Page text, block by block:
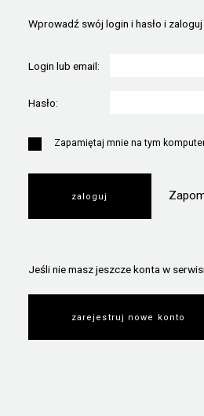
Wprowadź swój login i hasło i zaloguj
Login lub email:
Hasło:
Zapamiętaj mnie na tym
Jeśli nie masz jeszcze konta w
zarejestruj nowe konto